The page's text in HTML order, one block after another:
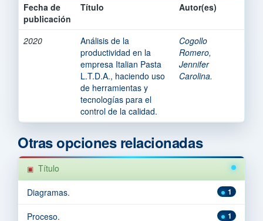
Fecha de
publicación
Título Autor(es)
2020
Análisis de la
productividad en la
empresa Italian Pasta
L.T.D.A., haciendo uso
de herramientas y
tecnologías para el
control de la calidad.
Cogollo
Romero,
Jennifer
Carolina.
Otras opciones relacionadas
Título
1
Diagramas.
1
Proceso.